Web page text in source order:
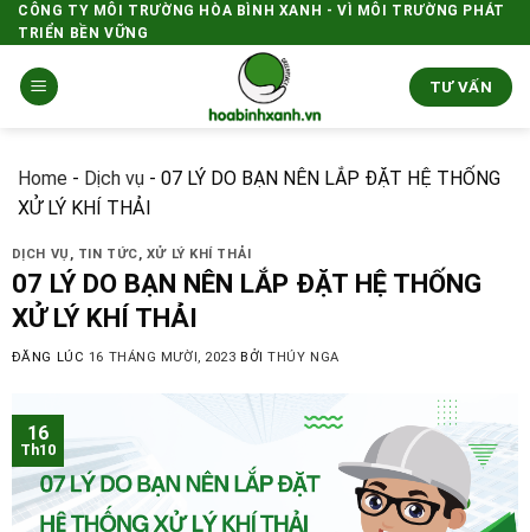
Skip
to
content
CÔNG TY MÔI TRƯỜNG HÒA BÌNH XANH - VÌ MÔI TRƯỜNG PHÁT
TRIỂN BỀN VỮNG
TƯ VẤN
Home - Dịch vụ - 07 LÝ DO BẠN NÊN LẮP ĐẶT HỆ THỐNG
XỬ LÝ KHÍ THẢI
DỊCH VỤ , TIN TỨC, XỬ LÝ KHÍ THẢI
07 LÝ DO BẠN NÊN LẮP ĐẶT HỆ THỐNG
XỬ LÝ KHÍ THẢI
ĐĂNG LÚC 16 THÁNG MƯỜI, 2023 BỞITHÚY NGA
16
Th10